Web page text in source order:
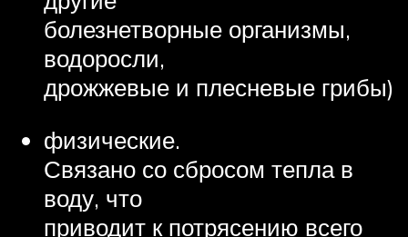
болезнетворные организмы,
водоросли,
дрожжевые и плесневые грибы)
физические.
Связано со сбросом тепла в
воду, что
приводит к потрясению всего